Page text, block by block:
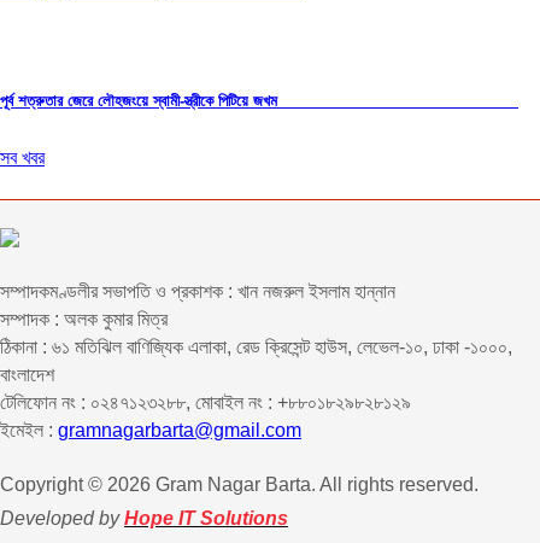
পূর্ব শত্রুতার জেরে লৌহজংয়ে স্বামী-স্ত্রীকে পিটিয়ে জখম
সব খবর
সম্পাদকমণ্ডলীর সভাপতি ও প্রকাশক : খান নজরুল ইসলাম হান্নান
সম্পাদক : অলক কুমার মিত্র
ঠিকানা : ৬১ মতিঝিল বাণিজ্যিক এলাকা, রেড ক্রিসেন্ট হাউস, লেভেল-১০, ঢাকা -১০০০,
বাংলাদেশ
টেলিফোন নং : ০২৪৭১২৩২৮৮, মোবাইল নং : +৮৮০১৮২৯৮২৮১২৯
ইমেইল : gramnagarbarta@gmail.com
Copyright © 2026 Gram Nagar Barta. All rights reserved.
Developed byHope IT Solutions